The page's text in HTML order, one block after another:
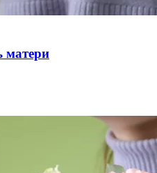
матери